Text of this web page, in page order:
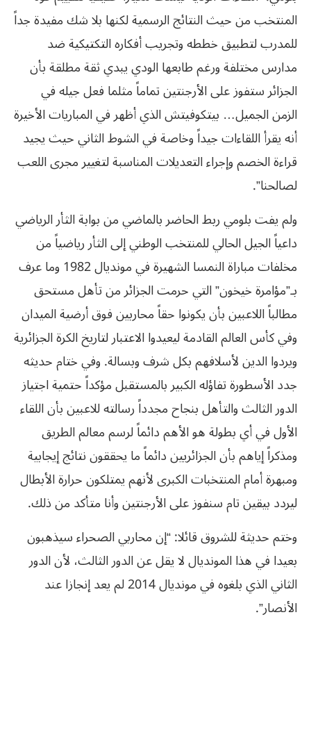
المنتخب من حيث النتائج الرسمية لكنها بلا شك مفيدة جداً
للمدرب لتطبيق خططه وتجريب أفكاره التكتيكية ضد
مدارس مختلفة ورغم طابعها الودي يبدي ثقة مطلقة بأن
الجزائر ستفوز على الأرجنتين تماماً مثلما فعل جيله في
الزمن الجميل… بيتكوفيتش الذي أظهر في المباريات الأخيرة
أنه يقرأ اللقاءات جيداً وخاصة في الشوط الثاني حيث يجيد
قراءة الخصم وإجراء التعديلات المناسبة لتغيير مجرى اللعب
لصالحنا”.
ولم يفت بلومي ربط الحاضر بالماضي من بوابة الثأر الرياضي
داعياً الجيل الحالي للمنتخب الوطني إلى الثأر رياضياً من
مخلفات مباراة النمسا الشهيرة في مونديال 1982 وما عرف
بـ”مؤامرة خيخون” التي حرمت الجزائر من تأهل مستحق
مطالباً اللاعبين بأن يكونوا حقاً محاربين فوق أرضية الميدان
وفي كأس العالم القادمة ليعيدوا الاعتبار لتاريخ الكرة الجزائرية
ويردوا الدين لأسلافهم بكل شرف وبسالة. وفي ختام حديثه
جدد الأسطورة تفاؤله الكبير بالمستقبل مؤكداً حتمية اجتياز
الدور الثالث والتأهل بنجاح مجدداً رسالته للاعبين بأن اللقاء
الأول في أي بطولة هو الأهم دائماً لرسم معالم الطريق
ومذكراً إياهم بأن الجزائريين دائماً ما يحققون نتائج إيجابية
ومبهرة أمام المنتخبات الكبرى لأنهم يمتلكون حرارة الأبطال
ليردد بيقين تام سنفوز على الأرجنتين وأنا متأكد من ذلك.
وختم حديثة للشروق قائلا: “إن محاربي الصحراء سيذهبون
بعيدا في هذا المونديال لا يقل عن الدور الثالث، لأن الدور
الثاني الذي بلغوه في مونديال 2014 لم يعد إنجازا عند
الأنصار”.